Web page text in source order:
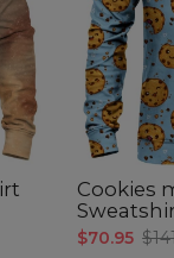
Cookies
$70.95